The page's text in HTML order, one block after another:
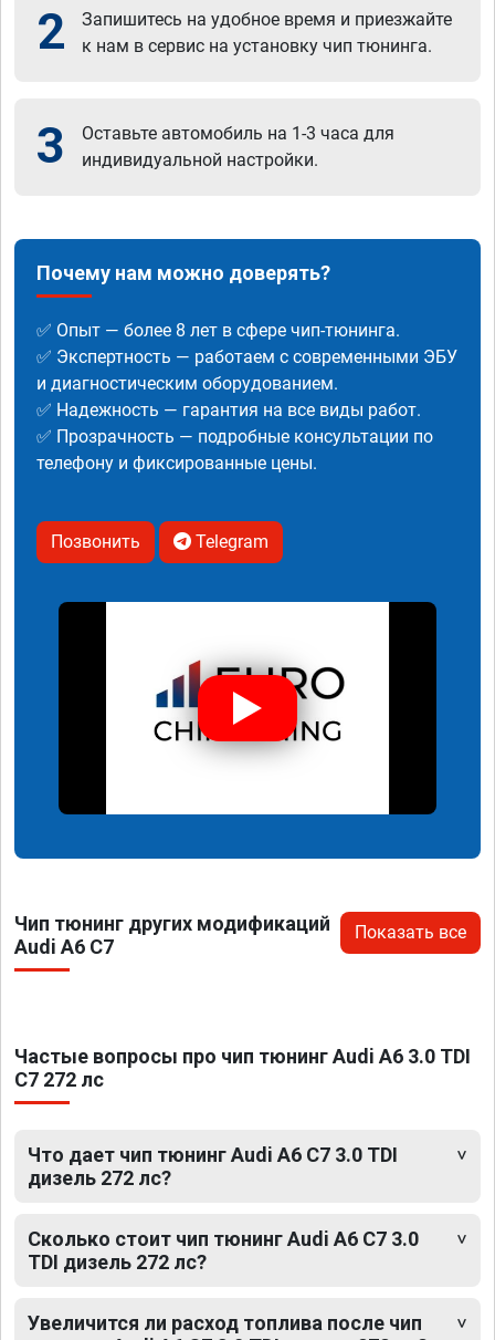
2
Запишитесь на удобное время и приезжайте
к нам в сервис на установку чип тюнинга.
3
Оставьте автомобиль на 1-3 часа для
индивидуальной настройки.
Почему нам можно доверять?
✅ Опыт — более 8 лет в сфере чип-тюнинга.
✅ Экспертность — работаем с современными ЭБУ
и диагностическим оборудованием.
✅ Надежность — гарантия на все виды работ.
✅ Прозрачность — подробные консультации по
телефону и фиксированные цены.
Позвонить Telegram
Чип тюнинг других модификаций
Audi A6 C7
Показать все
Частые вопросы про чип тюнинг Audi A6 3.0 TDI
C7 272 лс
Что дает чип тюнинг Audi A6 C7 3.0 TDI
дизель 272 лс?
Сколько стоит чип тюнинг Audi A6 C7 3.0
TDI дизель 272 лс?
Увеличится ли расход топлива после чип